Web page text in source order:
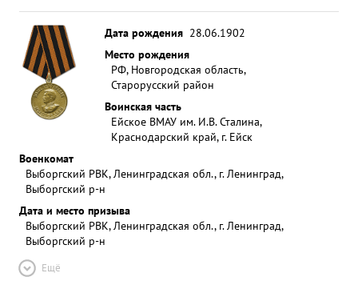
Дата рождения 28.06.1902
Место рождения
РФ, Новгородская область,
Старорусский район
Воинская часть
Ейское ВМАУ им. И.В. Сталина,
Краснодарский край, г. Ейск
Военкомат
Выборгский РВК, Ленинградская обл., г. Ленинград,
Выборгский р-н
Дата и место призыва
Выборгский РВК, Ленинградская обл., г. Ленинград,
Выборгский р-н
Ещё